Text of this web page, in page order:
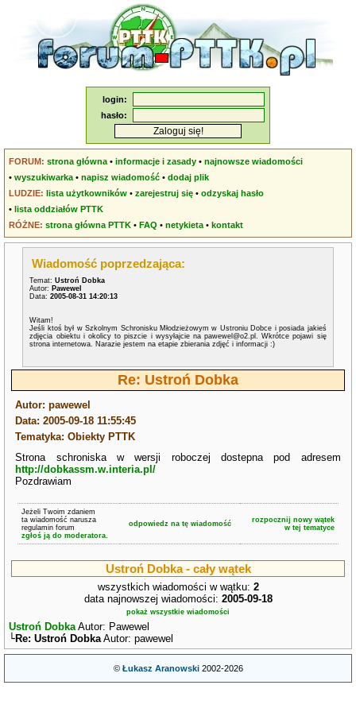
login:
hasło:
FORUM: strona główna •informacje i zasady •najnowsze wiadomości
•wyszukiwarka •napisz wiadomość •dodaj plik
LUDZIE: lista użytkowników •zarejestruj się •odzyskaj hasło
•lista oddziałów PTTK
RÓŻNE: strona główna PTTK •FAQ •netykieta •kontakt
Wiadomość poprzedzająca:
Temat:Ustroń Dobka
Autor: Pawewel
Data:2005-08-31 14:20:13
Witam!
Jeśli ktoś był w Szkolnym Schronisku Młodzieżowym w Ustroniu Dobce i posiada jakieś
zdjęcia obiektu i okolicy to piszcie i wysyłajcie na pawewel@o2.pl. Wkrótce pojawi się
strona internetowa. Narazie jestem na etapie zbierania zdjęć i informacji :)
Re: Ustroń Dobka
Autor: pawewel
Data: 2005-09-18 11:55:45
Tematyka: Obiekty PTTK
Strona schroniska w wersji roboczej dostepna pod adresem
http://dobkassm.w.interia.pl/
Pozdrawiam
Jeżeli Twoim zdaniem
ta wiadomość narusza
regulamin forum
zgłoś ją do moderatora.
odpowiedz na tę wiadomość
rozpocznij nowy wątek
w tej tematyce
Ustroń Dobka - cały wątek
wszystkich wiadomości w wątku: 2
data najnowszej wiadomości: 2005-09-18
pokaż wszystkie wiadomości
Ustroń DobkaAutor: Pawewel
└Re: Ustroń DobkaAutor: pawewel
© Łukasz Aranowski2002-2026